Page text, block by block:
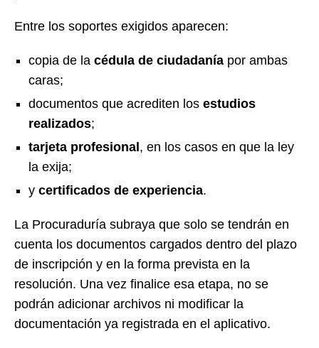
Entre los soportes exigidos aparecen:
copia de la cédula de ciudadanía por ambas
caras;
documentos que acrediten los estudios
realizados;
tarjeta profesional, en los casos en que la ley
la exija;
y certificados de experiencia.
La Procuraduría subraya que solo se tendrán en
cuenta los documentos cargados dentro del plazo
de inscripción y en la forma prevista en la
resolución. Una vez finalice esa etapa, no se
podrán adicionar archivos ni modificar la
documentación ya registrada en el aplicativo.